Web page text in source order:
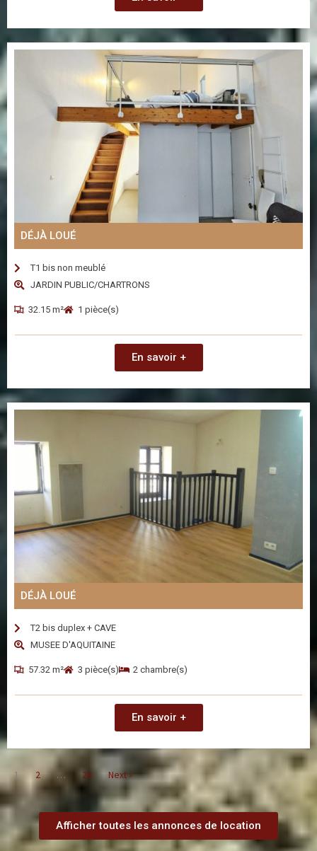
DÉJÀ LOUÉ
T1 bis non meublé
JARDIN PUBLIC/CHARTRONS
32.15 m² 1 pièce(s)
En savoir +
DÉJÀ LOUÉ
T2 bis duplex + CAVE
MUSEE D'AQUITAINE
57.32 m² 3 pièce(s) 2 chambre(s)
En savoir +
1 2 … 28 Next »
Afficher toutes les annonces de location